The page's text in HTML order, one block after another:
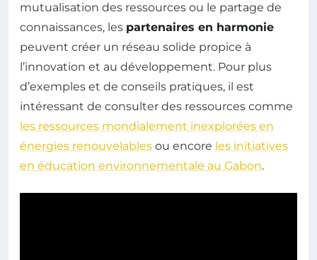
mutualisation des ressources ou le partage de
connaissances, les partenaires en harmonie
peuvent créer un réseau solide propice à
l’innovation et au développement. Pour plus
d’exemples et de conseils pratiques, il est
intéressant de consulter des ressources comme
les ressources mondialement inexplorées en
énergies renouvelables ou encore les initiatives
en éducation environnementale au Gabon.